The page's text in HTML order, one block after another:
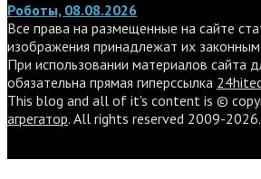
Роботы, 08.08.2026
Все права на размещенные на сайте
изображения принадлежат их
При использовании материалов сайта
обязательна прямая гиперссылка
This blog and all of it's content is ©
агрегатор. All rights reserved 2009-2026.